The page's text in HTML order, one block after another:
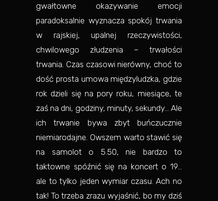
gwałtowne okazywanie emocji
paradoksalnie wyznacza spokój trwania
w rajskiej, upalnej rzeczywistości,
chwilowego złudzenia – trwałości
trwania. Czas czasowi nierówny, choć to
dość prosta umowa międzyludzka, gdzie
rok dzieli się na pory roku, miesiące, te
zaś na dni, godziny, minuty, sekundy… Ale
ich trwanie bywa zbyt buńczucznie
niemiarodajne. Owszem warto stawić się
na samolot o 5.50, nie bardzo to
taktowne spóźnić się na koncert o 19…
ale to tylko jeden wymiar czasu. Ach no
tak! To trzeba zrazu wyjaśnić, bo my dziś